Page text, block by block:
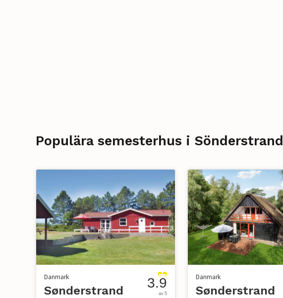
Populära semesterhus i Sönderstrand
Danmark
Sønderstrand 3.9
av 5
Danmark
Sønderstrand